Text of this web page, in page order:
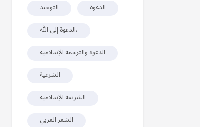
التوحيد
الدعوة
الدعوة إلى الله،
الدعوة والترجمة الإسلامية
الشرعية
الشريعة الإسلامية
الشعر العربي